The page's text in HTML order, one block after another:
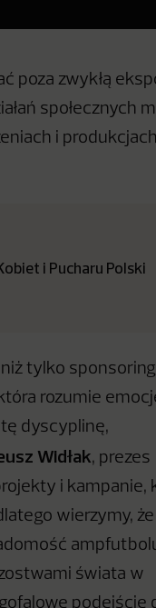
poza zwykłą
społecznych
i produkcjach
i Pucharu Polski
tylko
rozumie
dyscyplinę,
Widłak, prezes
i kampanie,
wierzymy,
świata w
podejście